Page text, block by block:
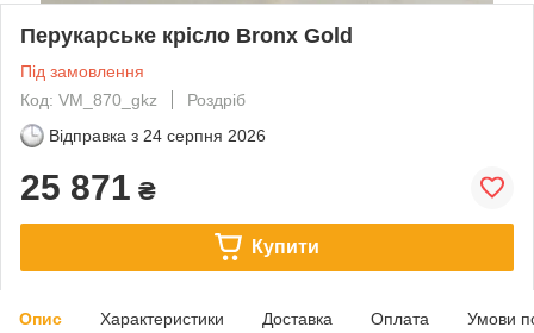
Перукарське крісло Bronx Gold
Під замовлення
Код: VM_870_gkz
Роздріб
Відправка з 24 серпня 2026
25 871 ₴
Купити
Опис Характеристики Доставка Оплата Умови